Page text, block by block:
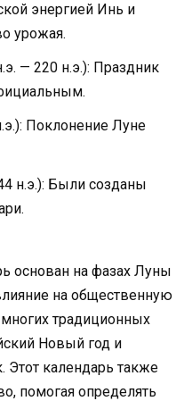
энергией Инь и
урожая.
— 220 н.э.): Праздник
Поклонение Луне
н.э.): Были созданы
основан на фазах Луны
на общественную
традиционных
Новый год и
Этот календарь также
помогая определять